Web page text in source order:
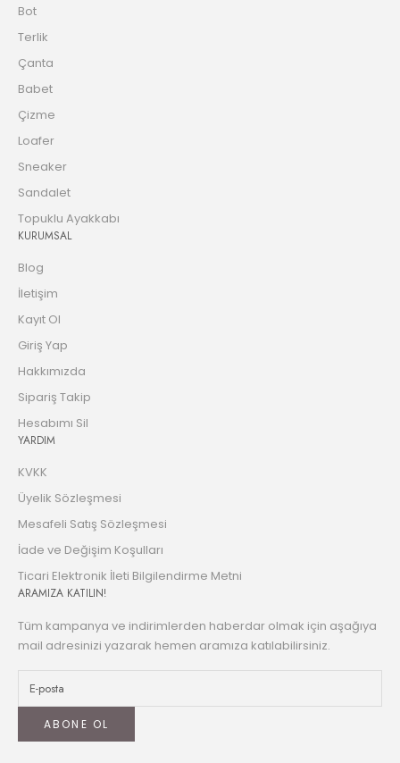
Bot
Terlik
Çanta
Babet
Çizme
Loafer
Sneaker
Sandalet
Topuklu Ayakkabı
KURUMSAL
Blog
İletişim
Kayıt Ol
Giriş Yap
Hakkımızda
Sipariş Takip
Hesabımı Sil
YARDIM
KVKK
Üyelik Sözleşmesi
Mesafeli Satış Sözleşmesi
İade ve Değişim Koşulları
Ticari Elektronik İleti Bilgilendirme Metni
ARAMIZA KATILIN!
Tüm kampanya ve indirimlerden haberdar olmak için aşağıya
mail adresinizi yazarak hemen aramıza katılabilirsiniz.
ABONE OL